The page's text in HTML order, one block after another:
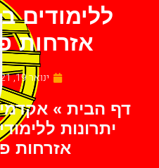
ללימודים
אזרחות
ינואר 19, 2021
דף הבית »
יתרונות
אזרחות